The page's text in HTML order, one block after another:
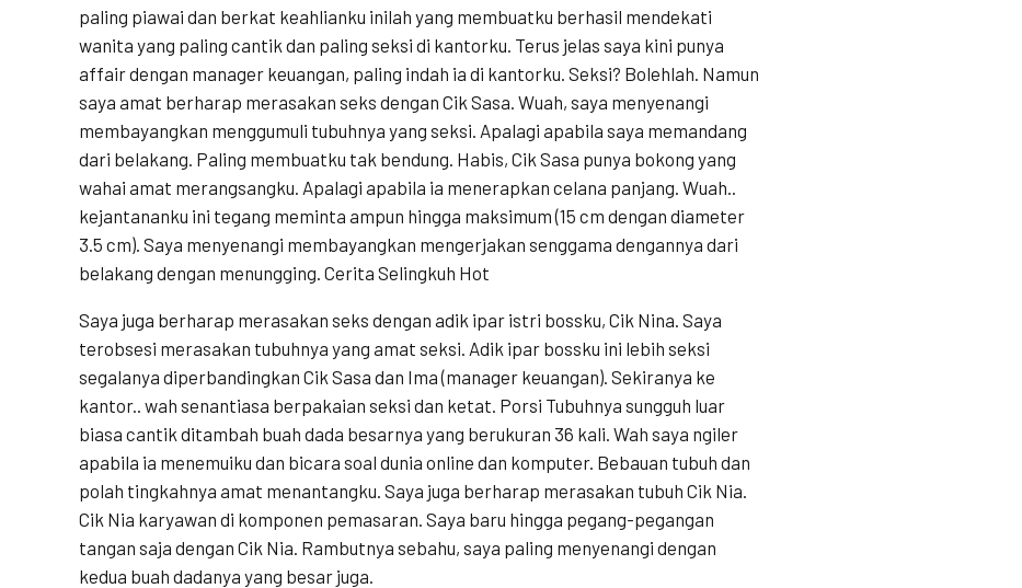
paling piawai dan berkat keahlianku inilah yang membuatku berhasil mendekati
wanita yang paling cantik dan paling seksi di kantorku. Terus jelas saya kini punya
affair dengan manager keuangan, paling indah ia di kantorku. Seksi? Bolehlah. Namun
saya amat berharap merasakan seks dengan Cik Sasa. Wuah, saya menyenangi
membayangkan menggumuli tubuhnya yang seksi. Apalagi apabila saya memandang
dari belakang. Paling membuatku tak bendung. Habis, Cik Sasa punya bokong yang
wahai amat merangsangku. Apalagi apabila ia menerapkan celana panjang. Wuah..
kejantananku ini tegang meminta ampun hingga maksimum (15 cm dengan diameter
3.5 cm). Saya menyenangi membayangkan mengerjakan senggama dengannya dari
belakang dengan menungging. Cerita Selingkuh Hot
Saya juga berharap merasakan seks dengan adik ipar istri bossku, Cik Nina. Saya
terobsesi merasakan tubuhnya yang amat seksi. Adik ipar bossku ini lebih seksi
segalanya diperbandingkan Cik Sasa dan Ima (manager keuangan). Sekiranya ke
kantor.. wah senantiasa berpakaian seksi dan ketat. Porsi Tubuhnya sungguh luar
biasa cantik ditambah buah dada besarnya yang berukuran 36 kali. Wah saya ngiler
apabila ia menemuiku dan bicara soal dunia online dan komputer. Bebauan tubuh dan
polah tingkahnya amat menantangku. Saya juga berharap merasakan tubuh Cik Nia.
Cik Nia karyawan di komponen pemasaran. Saya baru hingga pegang-pegangan
tangan saja dengan Cik Nia. Rambutnya sebahu, saya paling menyenangi dengan
kedua buah dadanya yang besar juga.